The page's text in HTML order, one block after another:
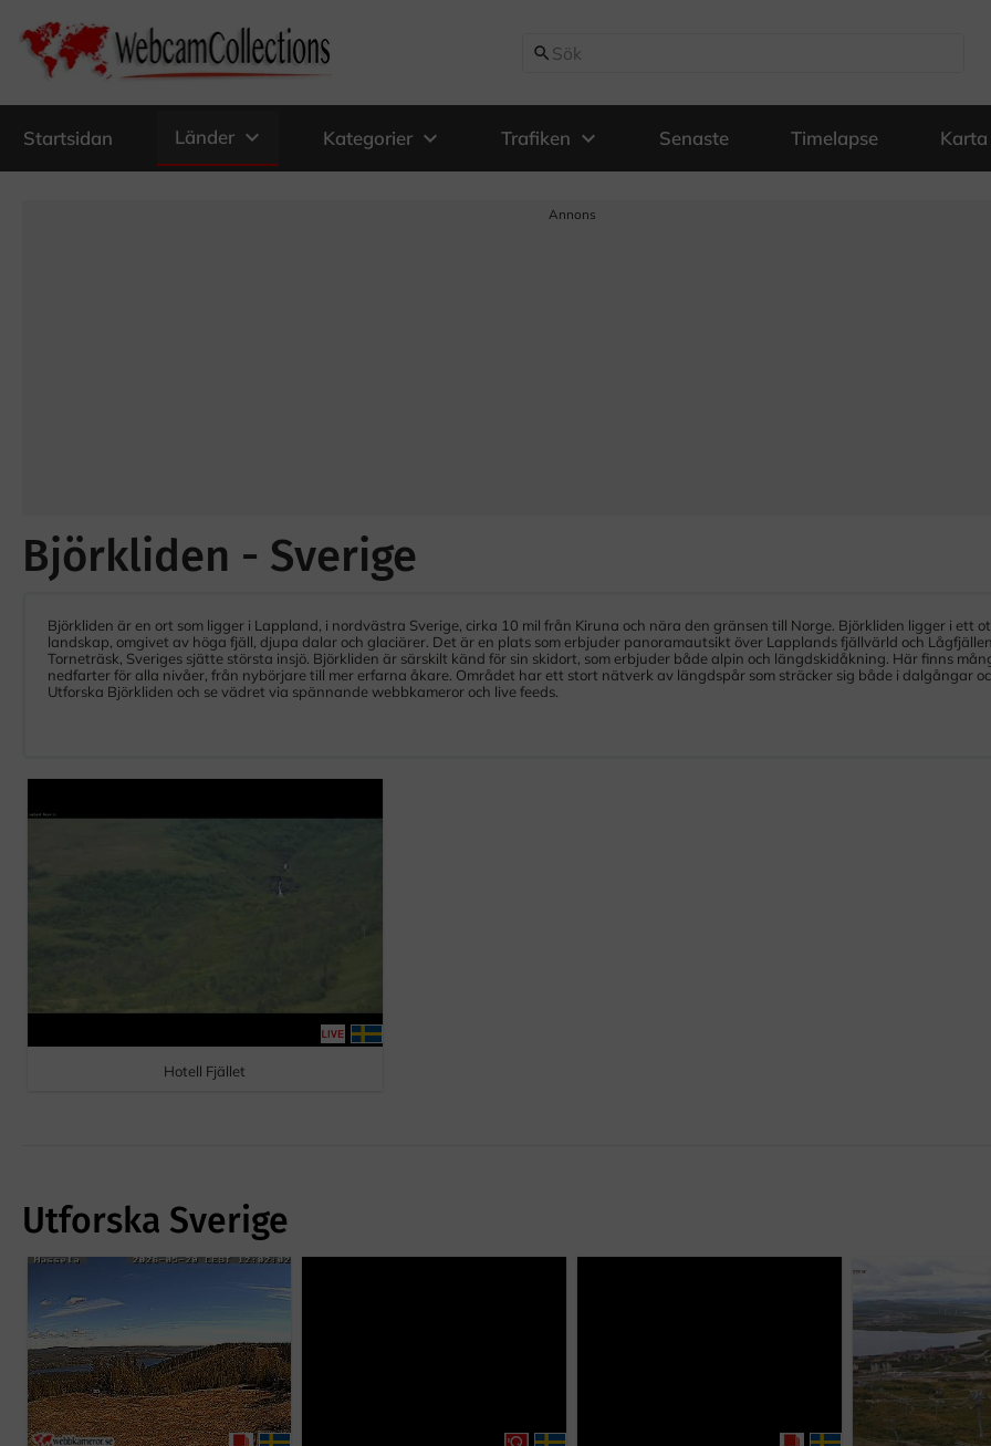
search
Startsidan Länder expand_more Kategorier expand_more Trafiken expand_more Senaste Timelapse Karta
Annons
Björkliden - Sverige
Björkliden är en ort som ligger i Lappland, i nordvästra Sverige, cirka 10 mil från Kiruna och nära den gränsen till Norge. Björkliden ligger i ett
landskap, omgivet av höga fjäll, djupa dalar och glaciärer. Det är en plats som erbjuder panoramautsikt över Lapplands fjällvärld och
Torneträsk, Sveriges sjätte största insjö. Björkliden är särskilt känd för sin skidort, som erbjuder både alpin och längdskidåkning. Här finns
nedfarter för alla nivåer, från nybörjare till mer erfarna åkare. Området har ett stort nätverk av längdspår som sträcker sig både i dalgångar
Utforska Björkliden och se vädret via spännande webbkameror och live feeds.
Hotell Fjället
Utforska Sverige